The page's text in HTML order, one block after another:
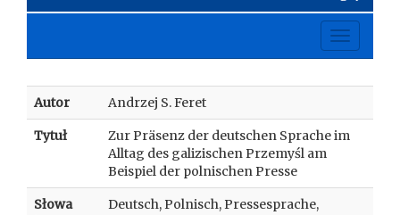
Toggle
Autor Andrzej S. Feret
Tytuł
Zur Präsenz der deutschen Sprache im
Alltag des galizischen Przemyśl am
Beispiel der polnischen Presse
Słowa
Deutsch, Polnisch, Pressesprache,